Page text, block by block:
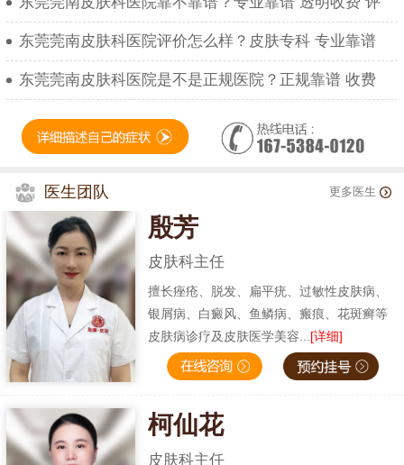
东莞莞南皮肤科医院评价怎么样？皮肤专科 专业靠谱
东莞莞南皮肤科医院是不是正规医院？正规靠谱 收费
医生团队 更多医生
殷芳
皮肤科主任
擅长痤疮、脱发、扁平疣、过敏性皮肤病、
银屑病、白癜风、鱼鳞病、瘢痕、花斑癣等
皮肤病诊疗及皮肤医学美容... [详细]
柯仙花
皮肤科主任